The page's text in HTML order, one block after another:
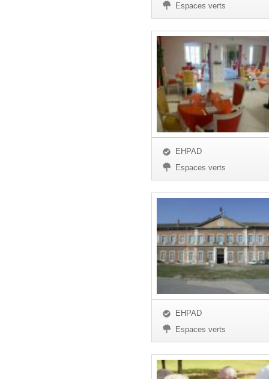
Espaces verts
EHPAD
Espaces verts
EHPAD
Espaces verts